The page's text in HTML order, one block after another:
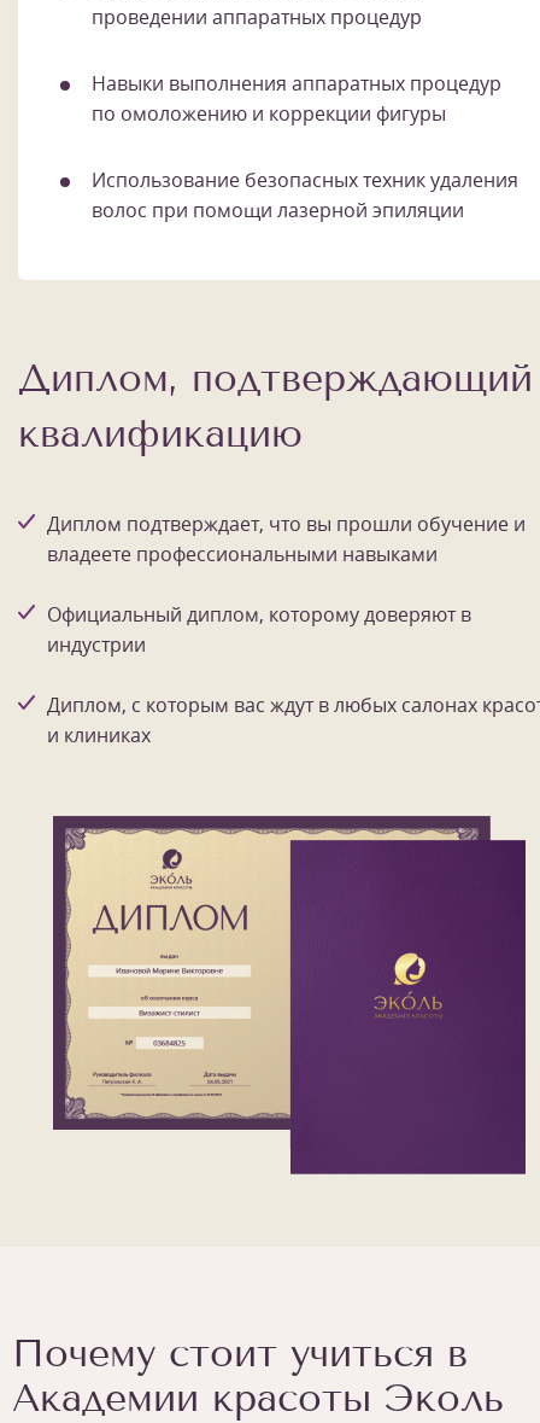
проведении аппаратных процедур
Навыки выполнения аппаратных процедур
по омоложению и коррекции фигуры
Использование безопасных техник удаления
волос при помощи лазерной эпиляции
Диплом, подтверждающий
квалификацию
Диплом подтверждает, что вы прошли обучение и
владеете профессиональными навыками
Официальный диплом, которому доверяют в
индустрии
Диплом, с которым вас ждут в любых салонах
и клиниках
Почему стоит учиться в
Академии красоты Эколь